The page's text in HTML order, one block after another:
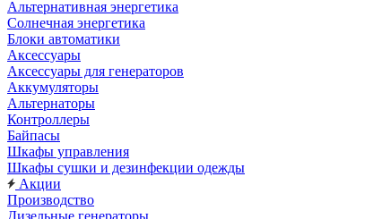
Альтернативная энергетика
Солнечная энергетика
Блоки автоматики
Аксессуары
Аксессуары для генераторов
Аккумуляторы
Альтернаторы
Контроллеры
Байпасы
Шкафы управления
Шкафы сушки и дезинфекции одежды
Акции
Производство
Дизельные генераторы